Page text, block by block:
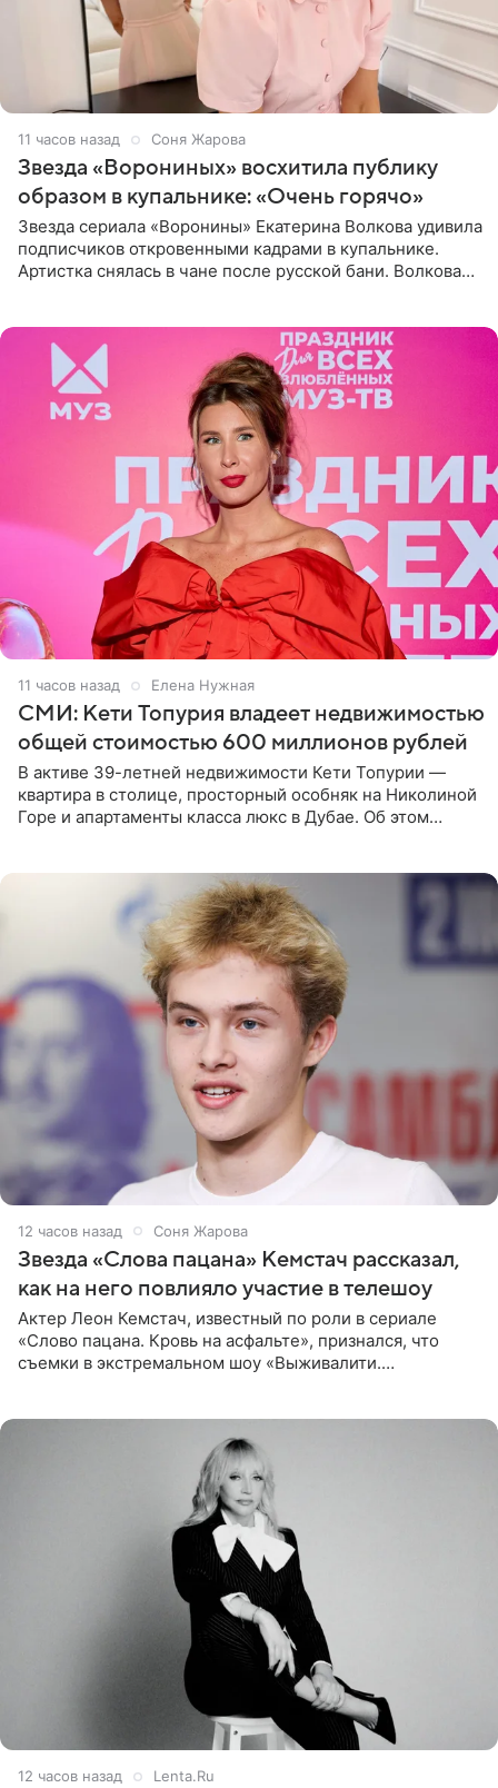
11 часов назад Соня Жарова
Звезда «Ворониных» восхитила публику
образом в купальнике: «Очень горячо»
Звезда сериала «Воронины» Екатерина Волкова удивила
подписчиков откровенными кадрами в купальнике.
Артистка снялась в чане после русской бани. Волкова
11 часов назад Елена Нужная
СМИ: Кети Топурия владеет недвижимостью
общей стоимостью 600 миллионов рублей
В активе 39-летней недвижимости Кети Топурии —
квартира в столице, просторный особняк на Николиной
Горе и апартаменты класса люкс в Дубае. Об этом
12 часов назад Соня Жарова
Звезда «Слова пацана» Кемстач рассказал,
как на него повлияло участие в телешоу
Актер Леон Кемстач, известный по роли в сериале
«Слово пацана. Кровь на асфальте», признался, что
съемки в экстремальном шоу «Выживалити.
12 часов назад Lenta.Ru